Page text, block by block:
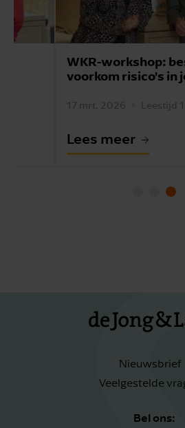
WKR-workshop: bespaar
voorkom risico's in jouw
17 mrt. 2026 Leestijd 1 min.
Lees meer
Nieuwsbrief
Veelgestelde
Bel ons: